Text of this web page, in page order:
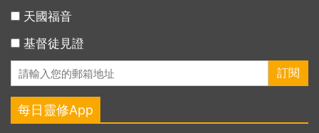
天國福音
基督徒見證
每日靈修App